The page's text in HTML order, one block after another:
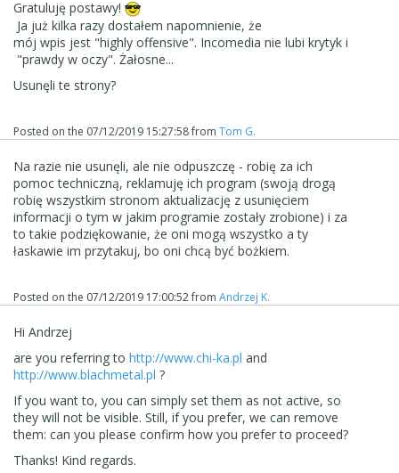
Gratuluję postawy!
Ja już kilka razy dostałem napomnienie, że
mój wpis jest "highly offensive". Incomedia nie lubi krytyk i
"prawdy w oczy". Żałosne...
Usunęli te strony?
Posted on the 07/12/2019 15:27:58from Tom G.
Na razie nie usunęli, ale nie odpuszczę - robię za ich
pomoc techniczną, reklamuję ich program (swoją drogą
robię wszystkim stronom aktualizację z usunięciem
informacji o tym w jakim programie zostały zrobione) i za
to takie podziękowanie, że oni mogą wszystko a ty
łaskawie im przytakuj, bo oni chcą być bożkiem.
Posted on the 07/12/2019 17:00:52from Andrzej K.
Hi Andrzej
are you referring to http://www.chi-ka.pl and
http://www.blachmetal.pl ?
If you want to, you can simply set them as not active, so
they will not be visible. Still, if you prefer, we can remove
them: can you please confirm how you prefer to proceed?
Thanks! Kind regards.